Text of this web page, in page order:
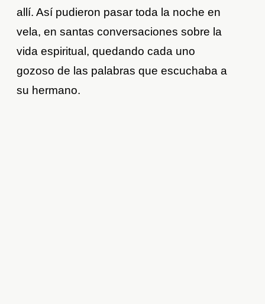
allí. Así pudieron pasar toda la noche en
vela, en santas conversaciones sobre la
vida espiritual, quedando cada uno
gozoso de las palabras que escuchaba a
su hermano.